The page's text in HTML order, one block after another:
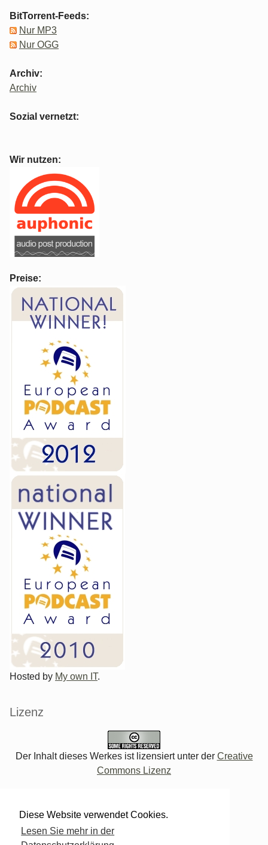
Diese Website verwendet Cookies.
Lesen Sie mehr in der
BitTorrent-Feeds:
Nur MP3
Nur OGG
Archiv:
Archiv
Sozial vernetzt:
Wir nutzen:
Preise:
Hosted by My own IT.
Lizenz
Der Inhalt dieses Werkes ist lizensiert unter der Creative
Commons Lizenz
Login